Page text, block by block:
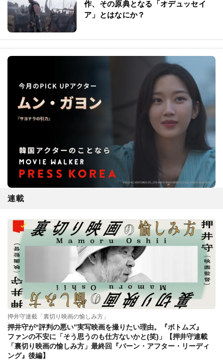
作、その原典となる「オデュッセイ
ア」とはなにか？
連載
押井守連載「裏切り映画の愉しみ方」
押井守が“評判の悪い”実写映画を撮りたい理由。『ボトムズ』
ファンの不安に「そう思うのも仕方ないかと(笑)」【押井守連載
「裏切り映画の愉しみ方」最終回『バーン・アフター・リーディ
ング』後編】